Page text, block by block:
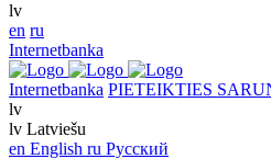
lv
en ru
Internetbanka
Internetbanka PIETEIKTIES
lv
lv Latviešu
en English ru Русский